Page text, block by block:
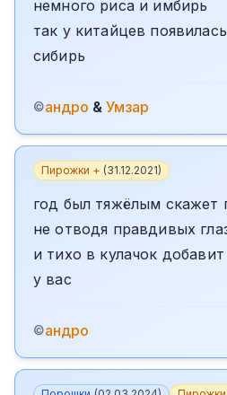
немного риса и имбирь
так у китайцев появилась
сибирь
©андро & Умзар
Пирожки + (31.12.2021)
год был тяжёлым скажет
не отводя правдивых
и тихо в кулачок добавит
у вас
©андро